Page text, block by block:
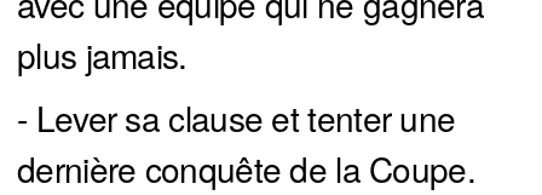
plus jamais.
- Lever sa clause et tenter une
dernière conquête de la Coupe.